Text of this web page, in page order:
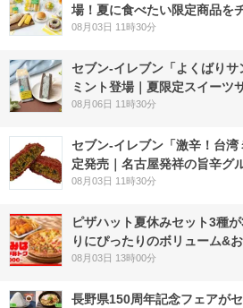
場！夏に食べたい限定商品を
08月03日 11時30分
セブン‐イレブン「よくばり
ミント登場｜夏限定スイーツ
08月06日 11時30分
セブン-イレブン「激辛！台
定発売｜名古屋発祥の旨辛グ
08月03日 11時30分
ピザハット夏休みセット3種
りにぴったりのボリューム&
08月03日 13時00分
長野県150周年記念フェアが